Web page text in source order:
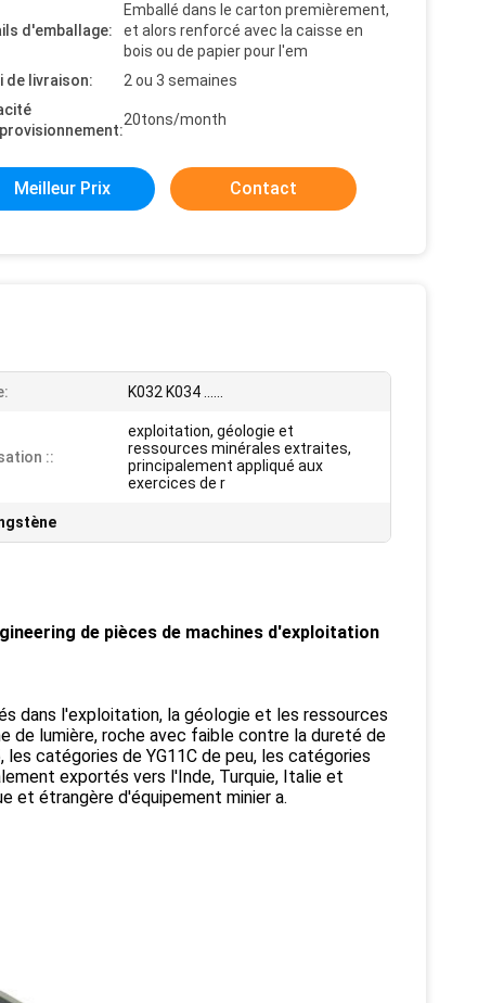
d'emballage:
Emballé dans le carton premièrement,
et alors renforcé avec la caisse en
bois ou de papier pour l'em
de livraison:
2 ou 3 semaines
20tons/month
Meilleur Prix Contact
K032 K034 ......
::
exploitation, géologie et
ressources minérales extraites,
principalement appliqué aux
exercices de r
de pièces de machines d'exploitation
l'exploitation, la géologie et les ressources
de lumière, roche avec faible contre la dureté de
catégories de YG11C de peu, les catégories
exportés vers l'Inde, Turquie, Italie et
et étrangère d'équipement minier a.